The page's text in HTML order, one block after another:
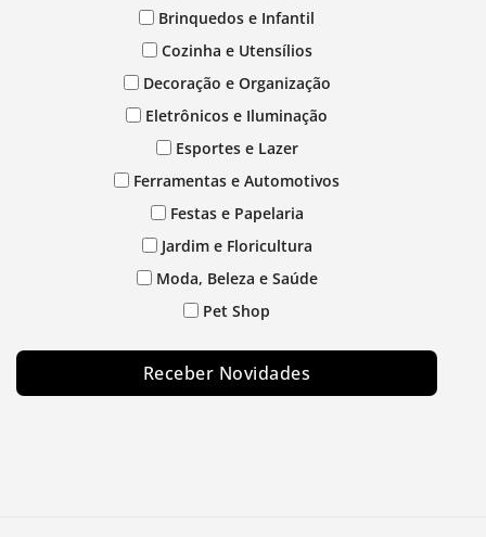
Brinquedos e Infantil
Cozinha e Utensílios
Decoração e Organização
Eletrônicos e Iluminação
Esportes e Lazer
Ferramentas e Automotivos
Festas e Papelaria
Jardim e Floricultura
Moda, Beleza e Saúde
Pet Shop
Receber Novidades